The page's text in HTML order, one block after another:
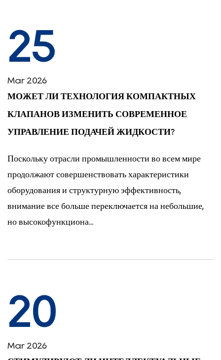
25
Mar 2026
МОЖЕТ ЛИ ТЕХНОЛОГИЯ КОМПАКТНЫХ
КЛАПАНОВ ИЗМЕНИТЬ СОВРЕМЕННОЕ
УПРАВЛЕНИЕ ПОДАЧЕЙ ЖИДКОСТИ?
Поскольку отрасли промышленности во всем мире
продолжают совершенствовать характеристики
оборудования и структурную эффективность,
внимание все больше переключается на небольшие,
но высокофункциона...
20
Mar 2026